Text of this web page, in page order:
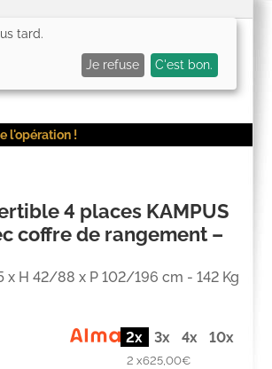
0) Mon panier (0
l'opération !
4 places KAMPUS
coffre de rangement –
x H 42/88 x P 102/196 cm - 142 Kg
2x 3x 4x 10x
2 x625,00€
tard.
Je refuse C'est bon.